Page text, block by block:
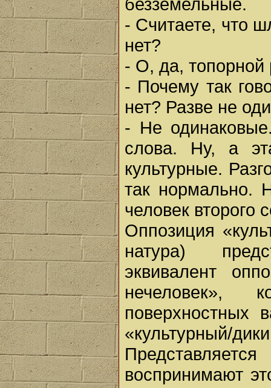
- Считаете, что
нет?
- О, да, топорной
- Почему так
нет? Разве не
- Не
слова. Ну, а
культурные.
так нормально.
человек второго
Оппозиция
натура)
эквивалент
нечеловек»,
поверхностных
«культурный/
воспринимают